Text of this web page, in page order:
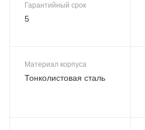
Гарантийный срок
5
Материал корпуса
Тонколистовая сталь